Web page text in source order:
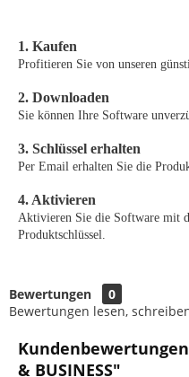
1. Kaufen
Profitieren Sie von unseren
2. Downloaden
Sie können Ihre Software
3. Schlüssel erhalten
Per Email erhalten Sie die
4. Aktivieren
Aktivieren Sie die Software mit
Produktschlüssel.
Bewertungen
0
Bewertungen lesen,
Kundenbewertungen
& BUSINESS"